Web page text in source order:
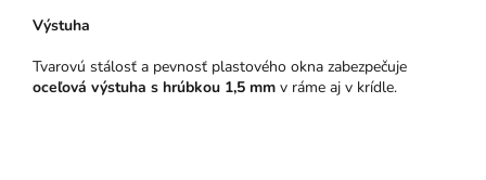
Výstuha
Tvarovú stálosť a pevnosť plastového okna zabezpečuje
oceľová výstuha s hrúbkou 1,5 mm v ráme aj v krídle.